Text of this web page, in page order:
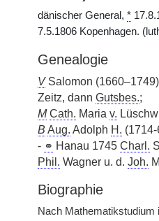
dänischer General, *
7.5.1806 Kopenhagen.
Genealogie
VSalomon
Zeitz, dann Gutsbes.;
M Cath. Maria v.
B Aug. Adolph H.
- ⚭ Hanau 1745 Charl.
Phil. Wagner u. d. Joh.
Biographie
Nach Mathematikstudium